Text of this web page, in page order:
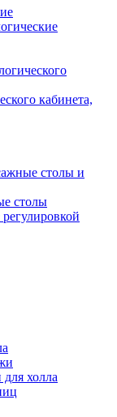
кабинета,
столы и
столы
холла